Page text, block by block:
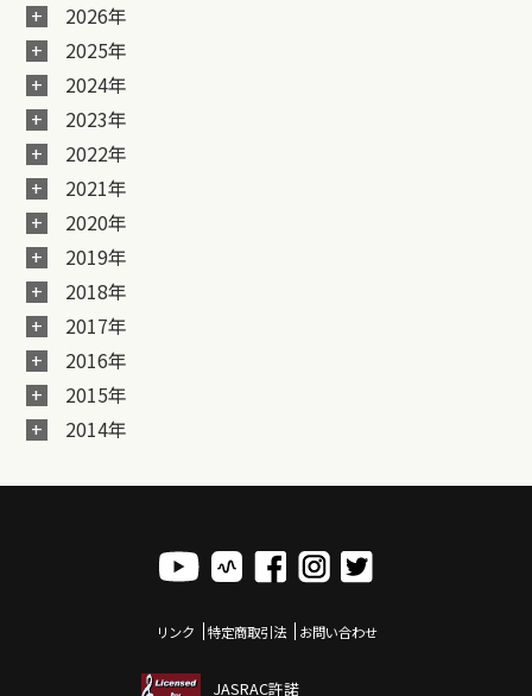
2026年
2025年
2024年
2023年
2022年
2021年
2020年
2019年
2018年
2017年
2016年
2015年
2014年
リンク 特定商取引法 お問い合わせ
JASRAC許諾